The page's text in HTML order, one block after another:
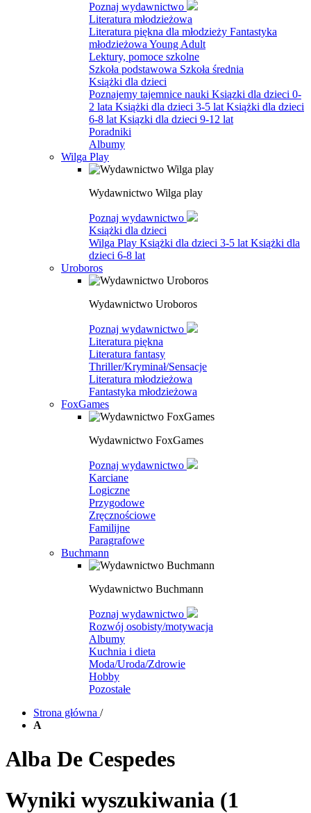
Poznaj wydawnictwo
Literatura młodzieżowa
Literatura piękna dla młodzieży Fantastyka
młodzieżowa Young Adult
Lektury, pomoce szkolne
Szkoła podstawowa Szkoła średnia
Książki dla dzieci
Poznajemy tajemnice nauki Ksiązki dla dzieci 0-
2 lata Książki dla dzieci 3-5 lat Książki dla dzieci
6-8 lat Ksiązki dla dzieci 9-12 lat
Poradniki
Albumy
Wilga Play
Wydawnictwo Wilga play
Poznaj wydawnictwo
Książki dla dzieci
Wilga Play Książki dla dzieci 3-5 lat Książki dla
dzieci 6-8 lat
Uroboros
Wydawnictwo Uroboros
Poznaj wydawnictwo
Literatura piękna
Literatura fantasy
Thriller/Kryminał/Sensacje
Literatura młodzieżowa
Fantastyka młodzieżowa
FoxGames
Wydawnictwo FoxGames
Poznaj wydawnictwo
Karciane
Logiczne
Przygodowe
Zręcznościowe
Familijne
Paragrafowe
Buchmann
Wydawnictwo Buchmann
Poznaj wydawnictwo
Rozwój osobisty/motywacja
Albumy
Kuchnia i dieta
Moda/Uroda/Zdrowie
Hobby
Pozostałe
Strona główna /
A
Alba De Cespedes
Wyniki wyszukiwania (1